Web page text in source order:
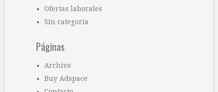
Ofertas laborales
Sin categoría
Páginas
Archivo
Buy Adspace